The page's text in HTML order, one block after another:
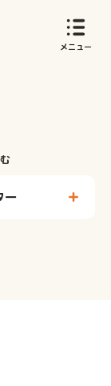
島田市子育てサイ
メニュー
ー